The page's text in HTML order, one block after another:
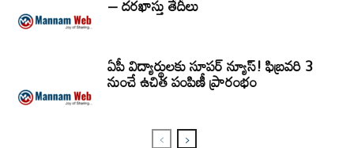
ఏపీ విద్యార్థులకు సూపర్ న్యూస్! ఫిబ్రవరి 3
నుంచే ఉచిత పంపిణీ ప్రారంభం